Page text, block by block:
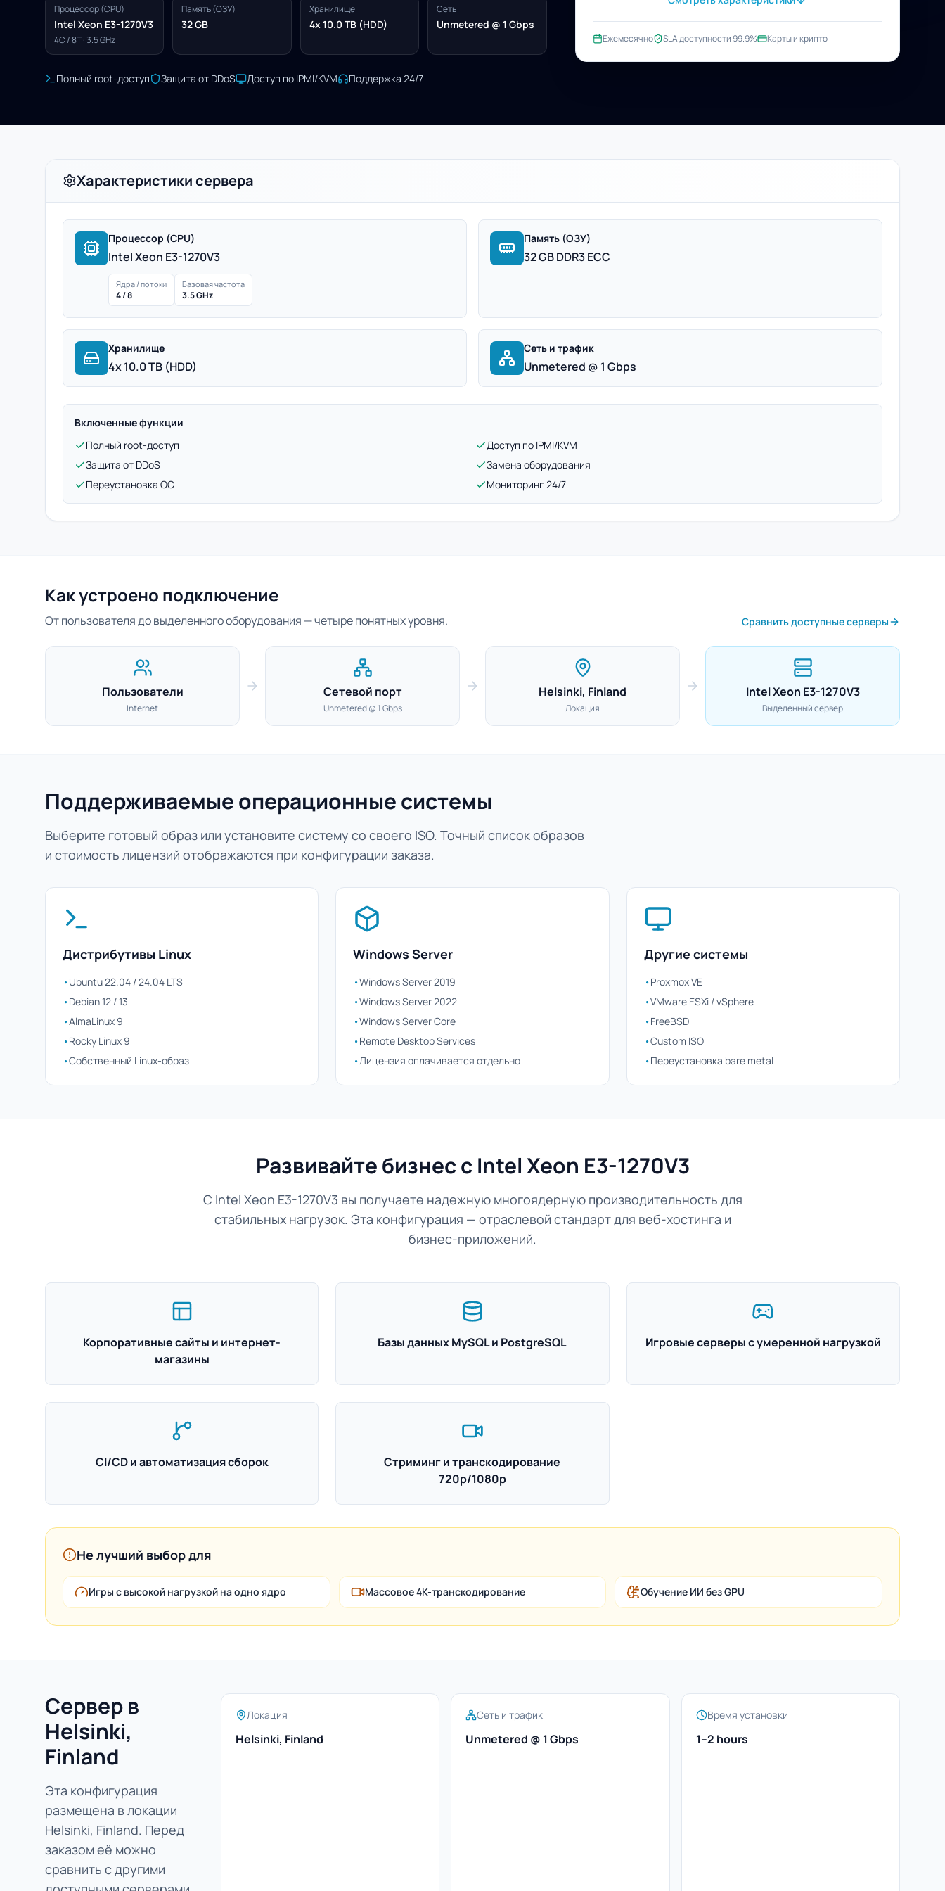
Процессор (CPU)
Intel Xeon E3-1270V3
4C / 8T · 3.5 GHz
Память (ОЗУ)
32 GB
Хранилище
4x 10.0 TB (HDD)
Сеть
Unmetered @ 1 Gbps
Полный root-доступ Защита от DDoS Доступ по IPMI/KVM Поддержка 24/7
Ежемесячно SLA доступности 99.9% Карты и крипто
Характеристики сервера
Процессор (CPU)
Intel Xeon E3-1270V3
Ядра / потоки
4 / 8
Базовая частота
3.5 GHz
Память (ОЗУ)
32 GB DDR3 ECC
Хранилище
4x 10.0 TB (HDD)
Сеть и трафик
Unmetered @ 1 Gbps
Включенные функции
Полный root-доступ
Доступ по IPMI/KVM
Защита от DDoS
Замена оборудования
Переустановка ОС
Мониторинг 24/7
Как устроено подключение
От пользователя до выделенного оборудования — четыре понятных уровня. Сравнить доступные серверы
Пользователи
Internet
Сетевой порт
Unmetered @ 1 Gbps
Helsinki, Finland
Локация
Intel Xeon E3-1270V3
Выделенный сервер
Поддерживаемые операционные системы
Выберите готовый образ или установите систему со своего ISO. Точный список образов
и стоимость лицензий отображаются при конфигурации заказа.
Дистрибутивы Linux
•Ubuntu 22.04 / 24.04 LTS
•Debian 12 / 13
•AlmaLinux 9
•Rocky Linux 9
•Собственный Linux-образ
Windows Server
•Windows Server 2019
•Windows Server 2022
•Windows Server Core
•Remote Desktop Services
•Лицензия оплачивается отдельно
Другие системы
•Proxmox VE
•VMware ESXi / vSphere
•FreeBSD
•Custom ISO
•Переустановка bare metal
Развивайте бизнес с Intel Xeon E3-1270V3
С Intel Xeon E3-1270V3 вы получаете надежную многоядерную производительность для
стабильных нагрузок. Эта конфигурация — отраслевой стандарт для веб-хостинга и
бизнес-приложений.
Корпоративные сайты и интернет-
магазины
Базы данных MySQL и PostgreSQL Игровые серверы с умеренной нагрузкой
CI/CD и автоматизация сборок
Стриминг и транскодирование
720p/1080p
Не лучший выбор для
Игры с высокой нагрузкой на одно ядро Массовое 4K-транскодирование Обучение ИИ без GPU
Сервер в
Helsinki,
Finland
Эта конфигурация
размещена в локации
Helsinki, Finland. Перед
заказом её можно
сравнить с другими
Локация
Helsinki, Finland
Сеть и трафик
Unmetered @ 1 Gbps
Время установки
1–2 hours